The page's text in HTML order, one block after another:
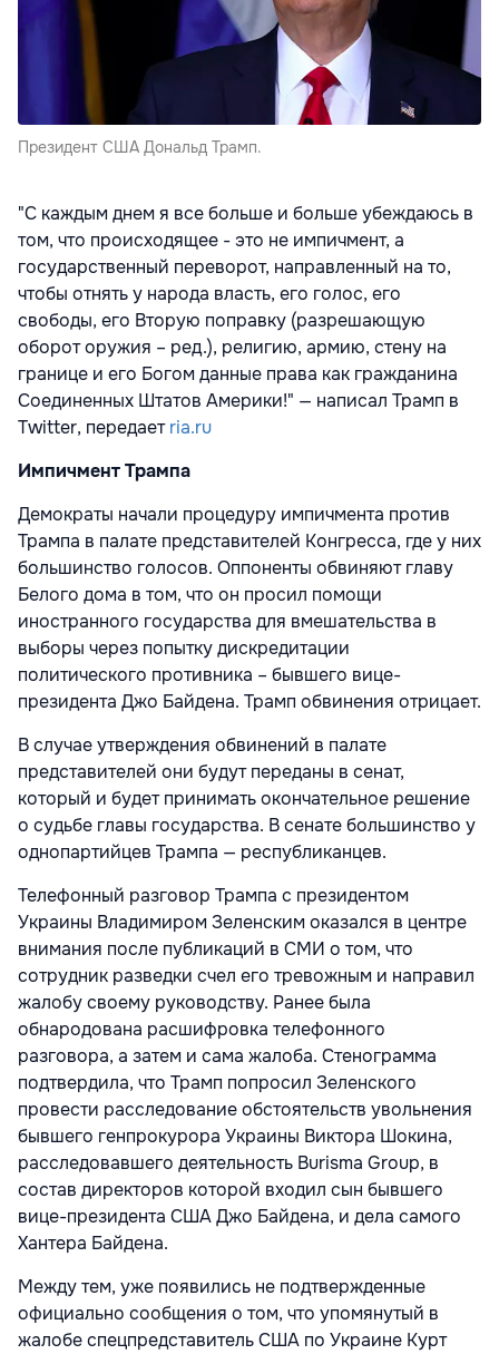
Президент США Дональд Трамп.
"С каждым днем я все больше и больше убеждаюсь в
том, что происходящее - это не импичмент, а
государственный переворот, направленный на то,
чтобы отнять у народа власть, его голос, его
свободы, его Вторую поправку (разрешающую
оборот оружия – ред.), религию, армию, стену на
границе и его Богом данные права как гражданина
Соединенных Штатов Америки!" — написал Трамп в
Twitter, передаетria.ru
Импичмент Трампа
Демократы начали процедуру импичмента против
Трампа в палате представителей Конгресса, где у них
большинство голосов. Оппоненты обвиняют главу
Белого дома в том, что он просил помощи
иностранного государства для вмешательства в
выборы через попытку дискредитации
политического противника – бывшего вице-
президента Джо Байдена. Трамп обвинения отрицает.
В случае утверждения обвинений в палате
представителей они будут переданы в сенат,
который и будет принимать окончательное решение
о судьбе главы государства. В сенате большинство у
однопартийцев Трампа — республиканцев.
Телефонный разговор Трампа с президентом
Украины Владимиром Зеленским оказался в центре
внимания после публикаций в СМИ о том, что
сотрудник разведки счел его тревожным и направил
жалобу своему руководству. Ранее была
обнародована расшифровка телефонного
разговора, а затем и сама жалоба. Стенограмма
подтвердила, что Трамп попросил Зеленского
провести расследование обстоятельств увольнения
бывшего генпрокурора Украины Виктора Шокина,
расследовавшего деятельность Burisma Group, в
состав директоров которой входил сын бывшего
вице-президента США Джо Байдена, и дела самого
Хантера Байдена.
Между тем, уже появились не подтвержденные
официально сообщения о том, что упомянутый в
жалобе спецпредставитель США по Украине Курт